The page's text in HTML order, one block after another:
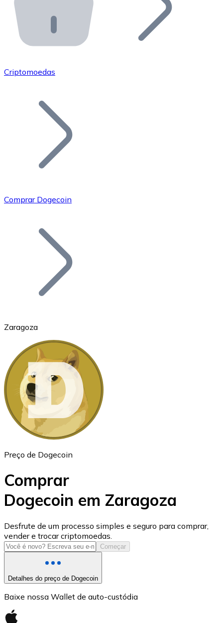
API Bitnovo
Integre nossa API no seu ecossistema.
Junte-se à nossa rede de revendedores e comercialize
Adicione o token do seu projeto ao nosso serviço de
Bitcoin
Ethereum
ETH
USD Coin
USDC
Criptomoedas
Comprar Dogecoin
Zaragoza
Preço de Dogecoin
Comprar
Dogecoin em Zaragoza
Desfrute de um processo simples e seguro para comprar,
vender e trocar criptomoedas.
Começar
Detalhes do preço de Dogecoin
Baixe nossa Wallet de auto-custódia